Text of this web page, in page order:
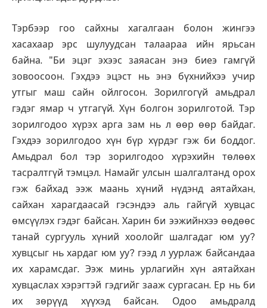
Тэрбээр гоо сайхны хагалгаан болон жингээ
хасахаар эрс шулуудсан талаараа ийн ярьсан
байна. "Би эцэг эхээс заяасан энэ биеэ гамгүй
зовоосоон. Гэхдээ эцэст нь энэ бүхнийхээ учир
утгыг маш сайн ойлгосон. Зорилгогүй амьдрал
гэдэг ямар ч утгагүй. Хүн болгон зорилготой. Тэр
зорилгодоо хүрэх арга зам нь л өөр өөр байдаг.
Гэхдээ зорилгодоо хүн бүр хүрдэг гэж би боддог.
Амьдрал бол тэр зорилгодоо хүрэхийн төлөөх
тасралтгүй тэмцэл. Намайг улсын шалгалтанд орох
гэж байхад ээж маань хүний нүдэнд аятайхан,
сайхан харагдаасай гэсэндээ аль гайгүй хувцас
өмсүүлэх гэдэг байсан. Харин би ээжийнхээ өөдөөс
танай сургууль хүний хоолойг шалгадаг юм уу?
хувцсыг нь хардаг юм уу? гээд л уурлаж байсандаа
их харамсдаг. Ээж минь урлагийн хүн аятайхан
хувцаслах хэрэгтэй гэдгийг зааж сургасан. Ер нь би
их зөрүүд хүүхэд байсан. Одоо амьдралд